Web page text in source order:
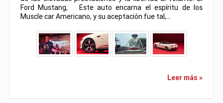
Ford Mustang, Este auto encarna el espíritu de los
Muscle car Americano, y su aceptación fue tal,…
Leer más »